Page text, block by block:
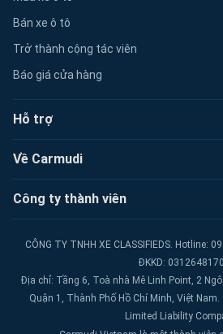
Bán xe ô tô
Trở thành cộng tác viên
Báo giá cửa hàng
Hỗ trợ
Về Carmudi
Công ty thành viên
CÔNG TY TNHH XE CLASSIFIEDS. Hotline:
ĐKKD: 0312648170
Địa chỉ: Tầng 6, Toà nhà Mê Linh Point, 2
Quận 1, Thành Phố Hồ Chí Minh, Việt
Limited Liability